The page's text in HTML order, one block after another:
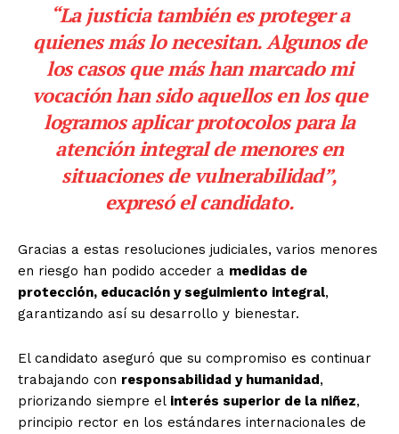
“La justicia también es proteger a
quienes más lo necesitan. Algunos de
los casos que más han marcado mi
vocación han sido aquellos en los que
logramos aplicar protocolos para la
atención integral de menores en
situaciones de vulnerabilidad”,
expresó el candidato.
Gracias a estas resoluciones judiciales, varios menores
en riesgo han podido acceder a medidas de
protección, educación y seguimiento integral,
garantizando así su desarrollo y bienestar.
El candidato aseguró que su compromiso es continuar
trabajando con responsabilidad y humanidad,
priorizando siempre el interés superior de la niñez,
principio rector en los estándares internacionales de